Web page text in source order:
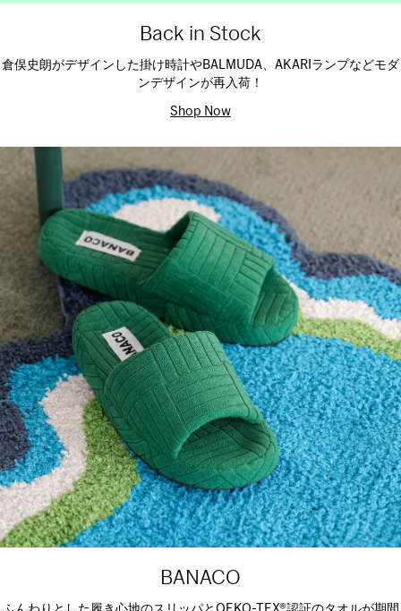
Back in Stock
倉俣史朗がデザインした掛け時計やBALMUDA、AKARIランプなどモダ
ンデザインが再入荷！
Shop Now
BANACO